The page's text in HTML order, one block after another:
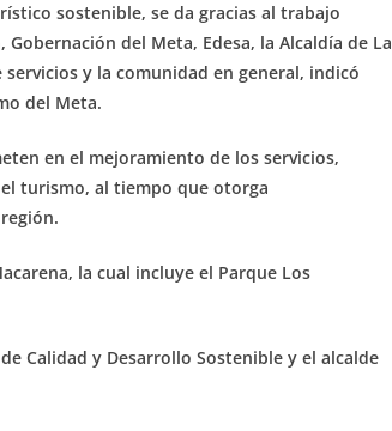
sostenible, se da gracias al trabajo
del Meta, Edesa, la Alcaldía de La
y la comunidad en general, indicó
del Meta.
en el mejoramiento de los servicios,
turismo, al tiempo que otorga
la cual incluye el Parque Los
Calidad y Desarrollo Sostenible y el alcalde